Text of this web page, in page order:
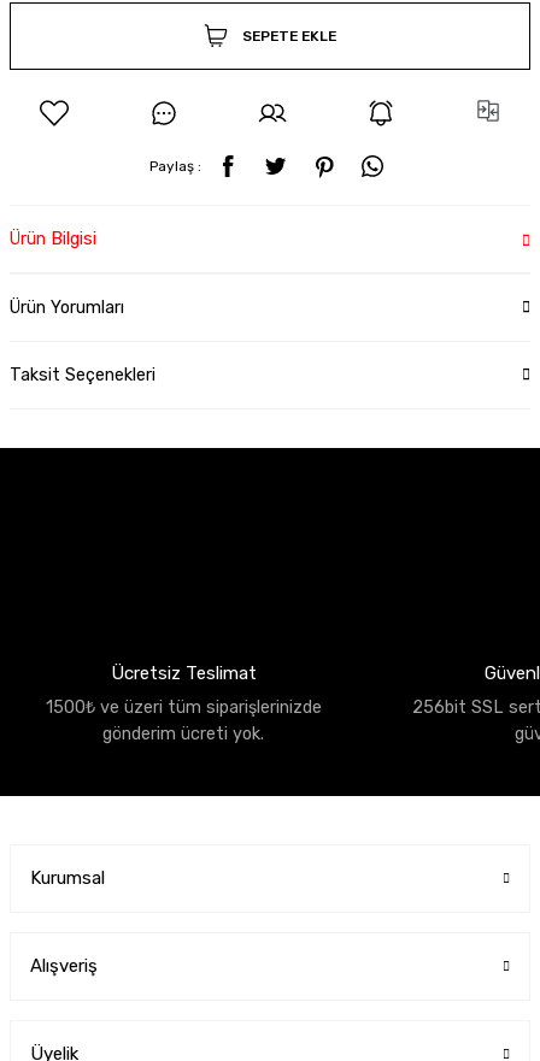
SEPETE EKLE
Paylaş :
Ürün Bilgisi
Ürün Yorumları
Taksit Seçenekleri
Ücretsiz Teslimat
1500₺ ve üzeri tüm siparişlerinizde
gönderim ücreti yok.
256bit SSL
Kurumsal
Alışveriş
Üyelik